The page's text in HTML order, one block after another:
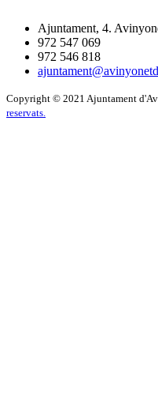
Ajuntament, 4.
972 547 069
972 546 818
Copyright © 2021 Ajuntament
reservats.